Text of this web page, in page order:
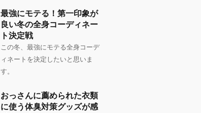
最強にモテる！第一印象が
良い冬の全身コーディネー
ト決定戦
この冬、最強にモテる全身コーデ
ィネートを決定したいと思いま
す。
おっさんに薦められた衣類
に使う体臭対策グッズが感